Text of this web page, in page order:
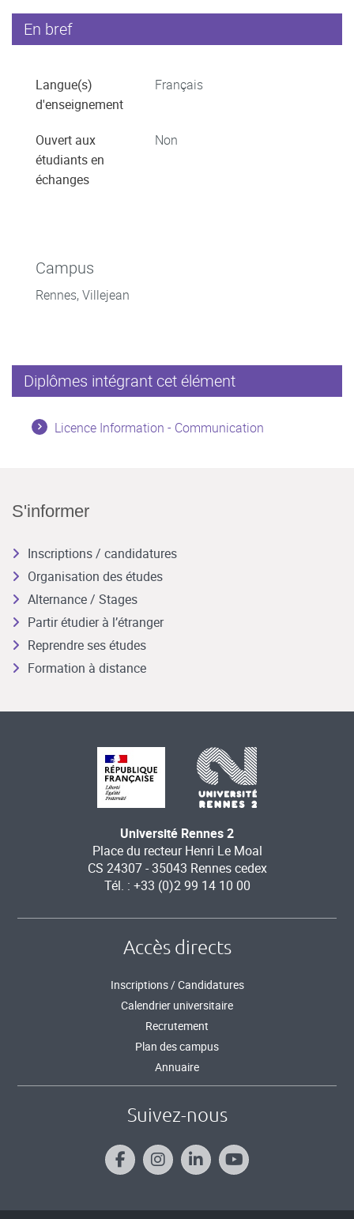
En bref
Langue(s)
d'enseignement
Français
Ouvert aux
étudiants en
échanges
Non
Campus
Rennes, Villejean
Diplômes intégrant cet élément
Licence Information - Communication
S'informer
Inscriptions / candidatures
Organisation des études
Alternance / Stages
Partir étudier à l’étranger
Reprendre ses études
Formation à distance
Université Rennes 2
Place du recteur Henri Le Moal
CS 24307 - 35043 Rennes cedex
Tél. : +33 (0)2 99 14 10 00
Accès directs
Inscriptions / Candidatures
Calendrier universitaire
Recrutement
Plan des campus
Annuaire
Suivez-nous